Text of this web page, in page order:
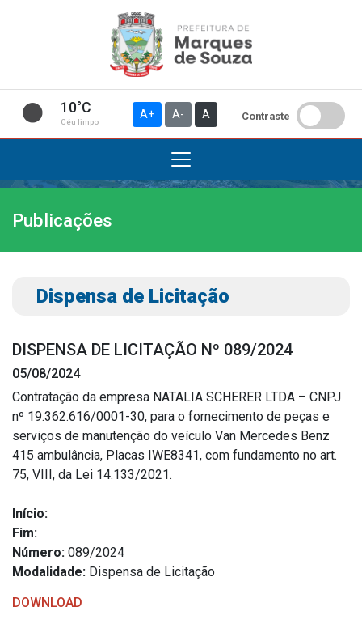
10°C
Céu limpo
A+ A- A Contraste
Institucional
A Prefeitura
Gabinete do Vice-prefeito
Símbolos Oficiais
Estrutura Organizacional
Secretarias
Assistência Social
Educação, Cultura, Desporto e Turismo
Obras
Publicações
Dispensa de Licitação
DISPENSA DE LICITAÇÃO Nº 089/2024
05/08/2024
Contratação da empresa NATALIA SCHERER LTDA – CNPJ
nº 19.362.616/0001-30, para o fornecimento de peças e
serviços de manutenção do veículo Van Mercedes Benz
415 ambulância, Placas IWE8341, com fundamento no art.
75, VIII, da Lei 14.133/2021.
Início:
Fim:
Número: 089/2024
Modalidade: Dispensa de Licitação
DOWNLOAD